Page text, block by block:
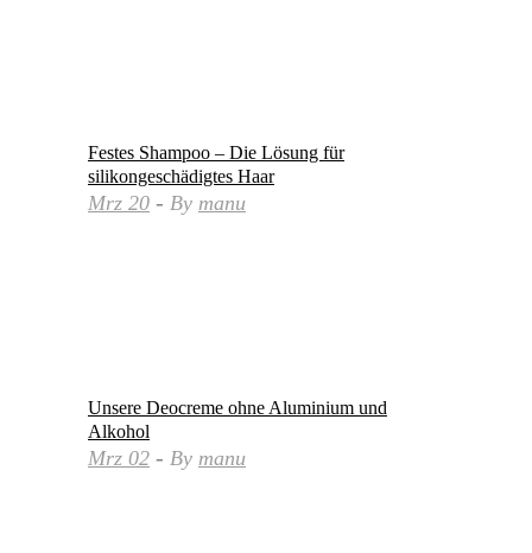
Festes Shampoo – Die Lösung für
silikongeschädigtes Haar
Mrz 20 By manu
Unsere Deocreme ohne Aluminium und
Alkohol
Mrz 02 By manu